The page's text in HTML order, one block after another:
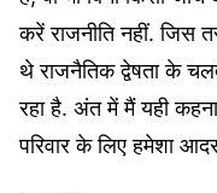
करें राजनीति नहीं. जिस
थे राजनैतिक द्वेषता के
रहा है. अंत में मैं यही
परिवार के लिए हमेशा